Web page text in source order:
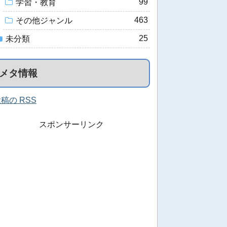
学習・教育
その他ジャンル 463
未分類 25
タ情報
の RSS
スポンサーリンク